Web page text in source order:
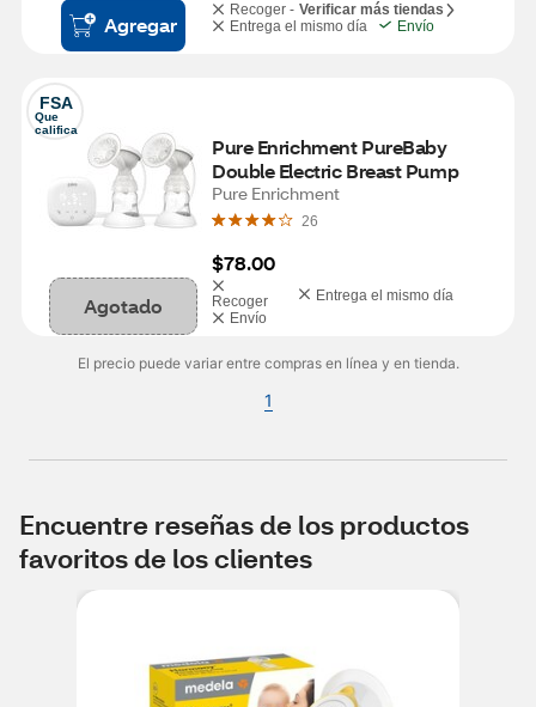
Agregar
Recoger - Verificar más tiendas
Entrega el mismo día
Envío
FSA
Que
califica
Agotado
Pure Enrichment PureBaby
Double Electric Breast Pump
Pure Enrichment
26
$78.00
Recoger
Entrega el mismo día
Envío
El precio puede variar entre compras en línea y en tienda.
1
Encuentre reseñas de los productos
favoritos de los clientes